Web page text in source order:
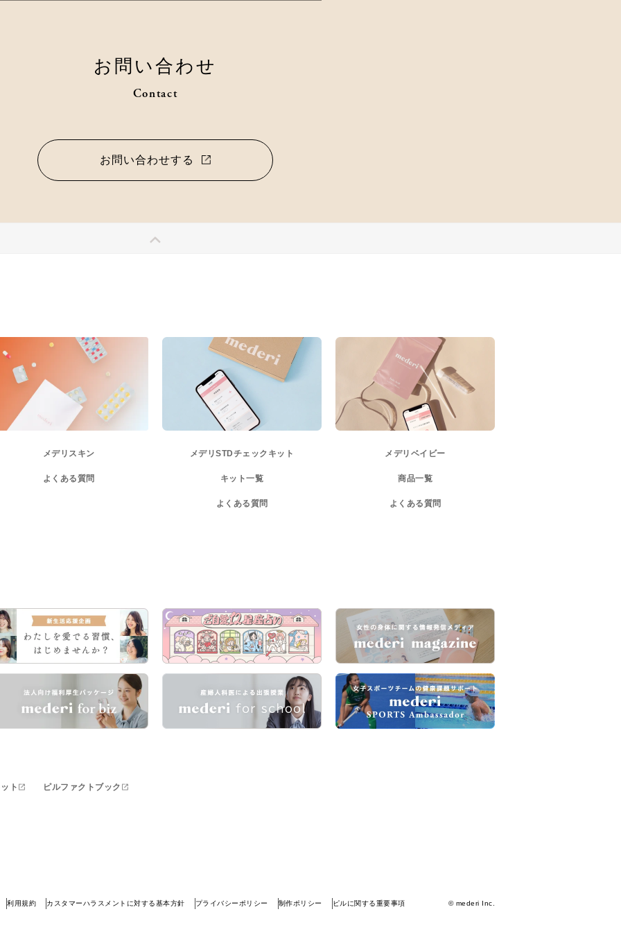
お問い合わせ
Contact
お問い合わせする
メデリスキン
よくある質問
メデリSTDチェックキット
キット一覧
よくある質問
メデリベイビー
商品一覧
よくある質問
ト ピルファクトブック
利用規約 カスタマーハラスメントに対する基本方針 プライバシーポリシー 制作ポリシー ピルに関する重要事項 © mederi Inc.